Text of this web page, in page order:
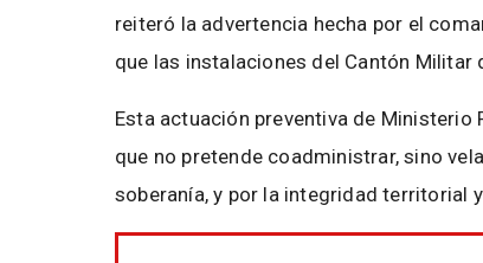
reiteró la advertencia hecha por el
que las instalaciones del Cantón Militar
Esta actuación preventiva de
que no pretende coadministrar, sino
soberanía, y por la integridad territorial